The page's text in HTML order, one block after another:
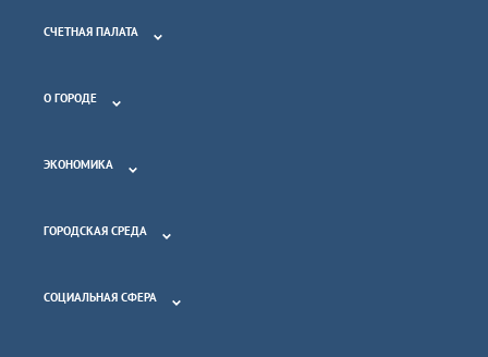
СЧЕТНАЯ ПАЛАТА
О ГОРОДЕ
ЭКОНОМИКА
ГОРОДСКАЯ СРЕДА
СОЦИАЛЬНАЯ СФЕРА